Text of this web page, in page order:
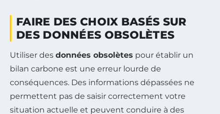
FAIRE DES CHOIX BASÉS SUR
DES DONNÉES OBSOLÈTES
Utiliser des données obsolètes pour établir un
bilan carbone est une erreur lourde de
conséquences. Des informations dépassées ne
permettent pas de saisir correctement votre
situation actuelle et peuvent conduire à des